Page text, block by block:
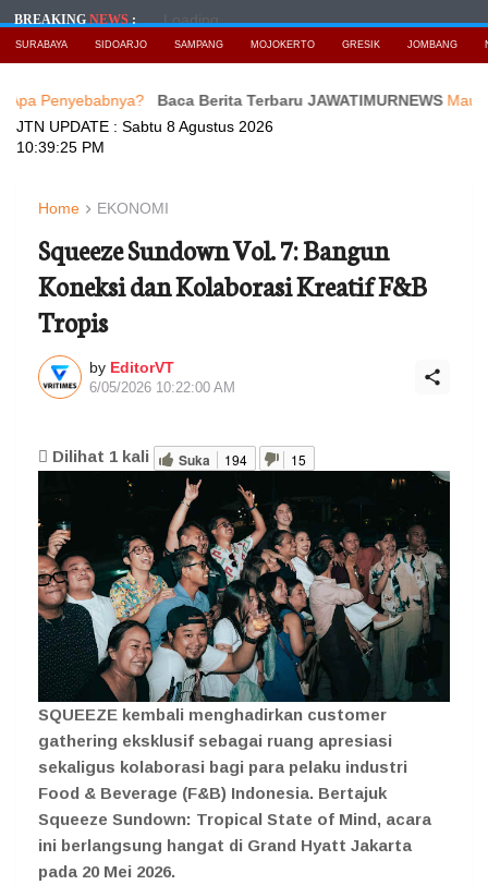
BREAKINGNEWS: Loading...
SURABAYA SIDOARJO SAMPANG MOJOKERTO GRESIK JOMBANG
Baca Berita Terbaru JAWATIMURNEWS Maujual
JTN UPDATE : Sabtu 8 Agustus 2026
10:39:27 PM
Home EKONOMI
Squeeze Sundown Vol. 7: Bangun
Koneksi dan Kolaborasi Kreatif F&B
Tropis
by EditorVT
6/05/2026 10:22:00 AM
Dilihat 1 kali Suka 194 15
SQUEEZE kembali menghadirkan customer
gathering eksklusif sebagai ruang apresiasi
sekaligus kolaborasi bagi para pelaku industri
Food & Beverage (F&B) Indonesia. Bertajuk
Squeeze Sundown: Tropical State of Mind, acara
ini berlangsung hangat di Grand Hyatt Jakarta
pada 20 Mei 2026.